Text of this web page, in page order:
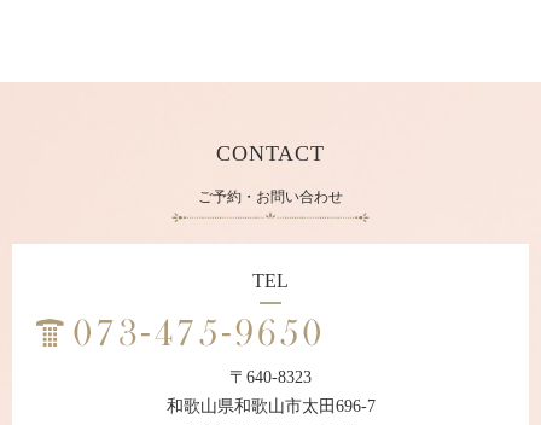
CONTACT
ご予約・お問い合わせ
TEL
〒640-8323
和歌山県和歌山市太田696-7